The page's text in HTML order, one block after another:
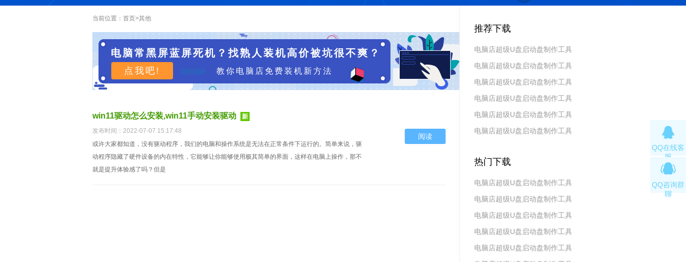
当前位置： 首页>其他
电脑常黑屏蓝屏死机？找熟人装机高价被坑很不爽？
点我吧! 教你电脑店免费装机新方法
win11驱动怎么安装,win11手动安装驱动
新
发布时间：2022-07-07 15:17:48
或许大家都知道，没有驱动程序，我们的电脑和操作系统是无法在正常条件下运行的。简单来说，驱
动程序隐藏了硬件设备的内在特性，它能够让你能够使用极其简单的界面，这样在电脑上操作，那不
就是提升体验感了吗？但是
阅读
推荐下载
电脑店超级U盘启动盘制作工具
v7.5_2606
电脑店超级U盘启动盘制作工具
v7.5_2604
电脑店超级U盘启动盘制作工具
v7.5_2602
电脑店超级U盘启动盘制作工具
v7.5_2511
电脑店超级U盘启动盘制作工具
v7.5_2509
电脑店超级U盘启动盘制作工具
热门下载
电脑店超级U盘启动盘制作工具
v7.5_2606
电脑店超级U盘启动盘制作工具
v7.5_2604
电脑店超级U盘启动盘制作工具
v7.5_2602
电脑店超级U盘启动盘制作工具
v7.5 2019(天蓬元帅版)
电脑店超级U盘启动盘制作工具
QQ在线客
服
QQ咨询群
聊